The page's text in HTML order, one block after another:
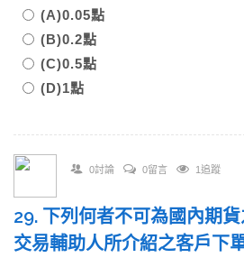
(A)0.05點
(B)0.2點
(C)0.5點
(D)1點
0討論 0留言 1追蹤
29. 下列何者不可為國內期
交易輔助人所介紹之客戶下